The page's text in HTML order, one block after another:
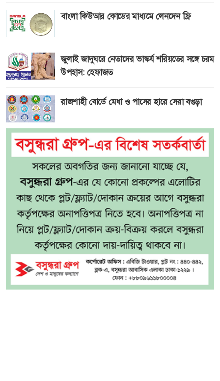
বাংলা কিউআর কোডের মাধ্যমে লেনদেন ফ্রি
জুলাই জাদুঘরে নেতাদের ভাস্কর্য শরিয়তের সঙ্গে চরম
উপহাস: হেফাজত
রাজশাহী বোর্ডে মেধা ও পাসের হারে সেরা বগুড়া